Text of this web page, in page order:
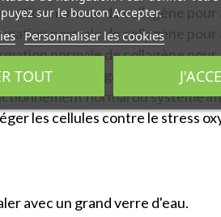
normale de collagène
normale de collagène
normale de collagène
énergétique normal
normal du système
les cellules contre le stress
avec un grand verre d'eau.
sur le bouton Accepter.
Personnaliser les cookies
TOUT